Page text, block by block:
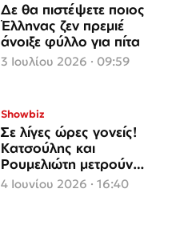
Δε θα πιστέψετε ποιος
Έλληνας ζεν πρεμιέ
άνοιξε φύλλο για πίτα
3 Ιουλίου 2026 · 09:59
Showbiz
Σε λίγες ώρες γονείς!
Κατσούλης και
Ρουμελιώτη μετρούν
αντίστροφα - Το
4 Ιουνίου 2026 · 16:40